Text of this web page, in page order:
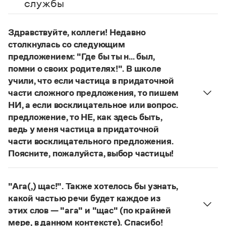
Словари русского языка как государственного
Справочники
Правила русской орфографии и пунктуации
Русский язык. Краткий теоретический курс
для школьников
Справочник по пунктуации
Словарь-справочник трудностей
Справочник по фразеологии
Азбучные истины
Словарь-справочник непростые слова
Все справочники портала
Журнал
Новости и события
Управление в русском языке
Словарь русских имён
Правила русской орфографии и пунктуации
(1956)
службы
Здравствуйте, коллеги! Недавно
столкнулась со следующим
предложением: "Где бы ты н... был,
помни о своих родителях!". В школе
учили, что если частица в придаточной
части сложного предложения, то пишем
НИ, а если восклицательное или вопрос.
предложение, то НЕ, как здесь быть,
ведь у меня частица в придаточной
части восклицательного предложения.
Поясните, пожалуйста, выбор частицы!
Правильно:Где бы ты ни был, помни о своих
восклицательных предложениях: Где ты только
не был!
"Ага(,) щас!". Также хотелось бы узнать,
какой частью речи будет каждое из
этих слов — "ага" и "щас" (по крайней
мере, в данном контексте). Спасибо!